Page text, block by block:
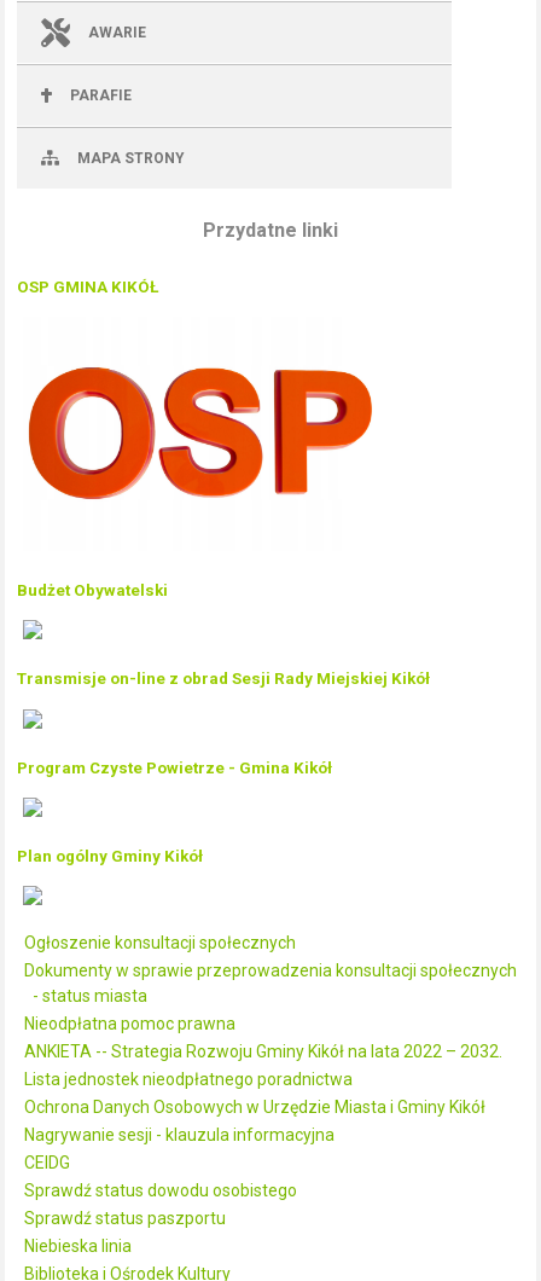
AWARIE
PARAFIE
MAPA STRONY
Przydatne linki
OSP GMINA KIKÓŁ
Budżet Obywatelski
Transmisje on-line z obrad Sesji Rady Miejskiej Kikół
Program Czyste Powietrze - Gmina Kikół
Plan ogólny Gminy Kikół
Ogłoszenie konsultacji społecznych
Dokumenty w sprawie przeprowadzenia konsultacji społecznych
- status miasta
Nieodpłatna pomoc prawna
ANKIETA -- Strategia Rozwoju Gminy Kikół na lata 2022 – 2032.
Lista jednostek nieodpłatnego poradnictwa
Ochrona Danych Osobowych w Urzędzie Miasta i Gminy Kikół
Nagrywanie sesji - klauzula informacyjna
CEIDG
Sprawdź status dowodu osobistego
Sprawdź status paszportu
Niebieska linia
Biblioteka i Ośrodek Kultury